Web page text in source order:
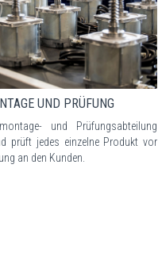
UND PRÜFUNG
und Prüfungsabteilung
prüft jedes einzelne Produkt vor
an den Kunden.